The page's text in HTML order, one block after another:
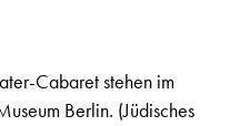
Cabaret stehen im
Berlin. (Jüdisches